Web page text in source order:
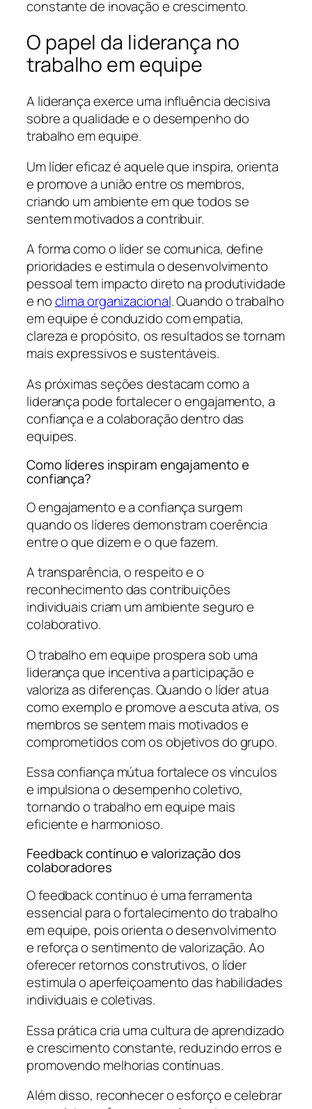
constante de inovação e crescimento.
O papel da liderança no
trabalho em equipe
A liderança exerce uma influência decisiva
sobre a qualidade e o desempenho do
trabalho em equipe.
Um líder eficaz é aquele que inspira, orienta
e promove a união entre os membros,
criando um ambiente em que todos se
sentem motivados a contribuir.
A forma como o líder se comunica, define
prioridades e estimula o desenvolvimento
pessoal tem impacto direto na produtividade
e noclima organizacional. Quando o trabalho
em equipe é conduzido com empatia,
clareza e propósito, os resultados se tornam
mais expressivos e sustentáveis.
As próximas seções destacam como a
liderança pode fortalecer o engajamento, a
confiança e a colaboração dentro das
equipes.
Como líderes inspiram engajamento e
confiança?
O engajamento e a confiança surgem
quando os líderes demonstram coerência
entre o que dizem e o que fazem.
A transparência, o respeito e o
reconhecimento das contribuições
individuais criam um ambiente seguro e
colaborativo.
O trabalho em equipe prospera sob uma
liderança que incentiva a participação e
valoriza as diferenças. Quando o líder atua
como exemplo e promove a escuta ativa, os
membros se sentem mais motivados e
comprometidos com os objetivos do grupo.
Essa confiança mútua fortalece os vínculos
e impulsiona o desempenho coletivo,
tornando o trabalho em equipe mais
eficiente e harmonioso.
Feedback contínuo e valorização dos
colaboradores
O feedback contínuo é uma ferramenta
essencial para o fortalecimento do trabalho
em equipe, pois orienta o desenvolvimento
e reforça o sentimento de valorização. Ao
oferecer retornos construtivos, o líder
estimula o aperfeiçoamento das habilidades
individuais e coletivas.
Essa prática cria uma cultura de aprendizado
e crescimento constante, reduzindo erros e
promovendo melhorias contínuas.
Além disso, reconhecer o esforço e celebrar